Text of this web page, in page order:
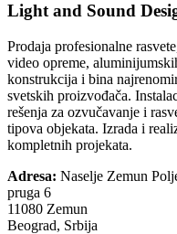
Light and Sound
Prodaja profesionalne
video opreme,
konstrukcija i bina
svetskih proizvođača.
rešenja za ozvučavanje i
tipova objekata. Izrada i
kompletnih projekata.
Adresa: Naselje Zemun
pruga 6
11080 Zemun
Beograd, Srbija